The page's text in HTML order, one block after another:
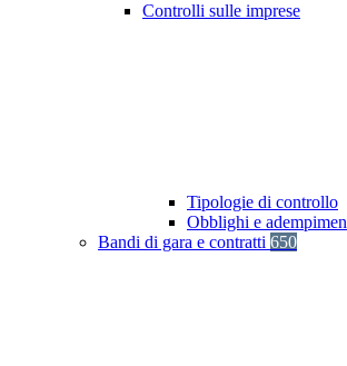
Controlli sulle imprese
Tipologie di controllo
Obblighi e
Bandi di gara e contratti 650